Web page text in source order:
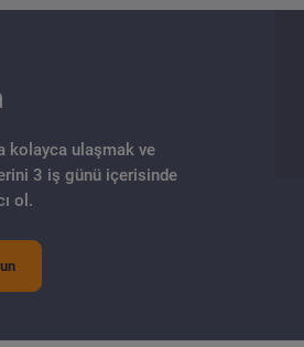
kolayca ulaşmak ve
3 iş günü içerisinde
ol.